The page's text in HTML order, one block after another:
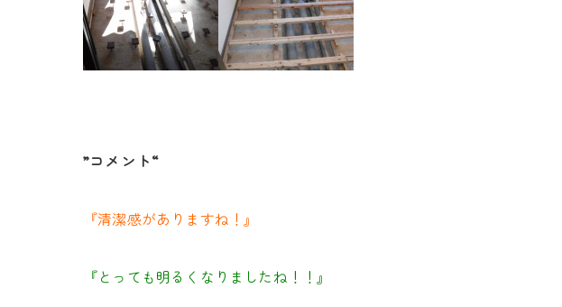
”コメント“
『清潔感がありますね！』
『とっても明るくなりましたね！！』